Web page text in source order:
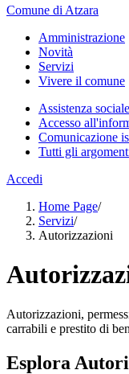
Comune di Atzara
Amministrazione
Novità
Servizi
Vivere il comune
Assistenza sociale
Accesso
Comunicazione
Tutti gli
Accedi
Home Page/
Servizi/
Autorizzazioni
Autorizzazioni,
carrabili e prestito di
Esplora